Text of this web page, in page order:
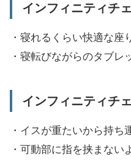
インフィニティチ
・寝れるくらい快適な座
・寝転びながらのタブレ
インフィニティチ
・イスが重たいから持ち
・可動部に指を挟まない